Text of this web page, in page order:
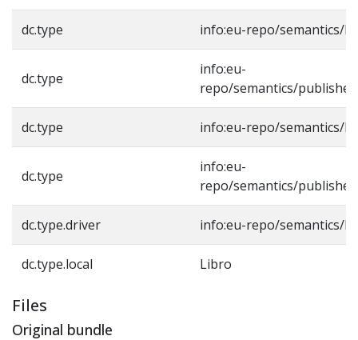
dc.type info:eu-repo/semantics/
dc.type
info:eu-
repo/semantics/
dc.type info:eu-repo/semantics/
dc.type
info:eu-
repo/semantics/
dc.type.driver info:eu-repo/semantics/
dc.type.local Libro
Files
Original bundle